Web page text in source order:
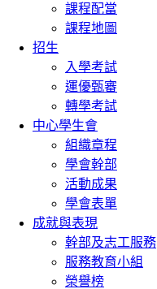
課程配當
課程地圖
招生
入學考試
運優甄審
轉學考試
中心學生會
組織章程
學會幹部
活動成果
學會表單
成就與表現
幹部及志工服務
服務教育小組
榮譽榜